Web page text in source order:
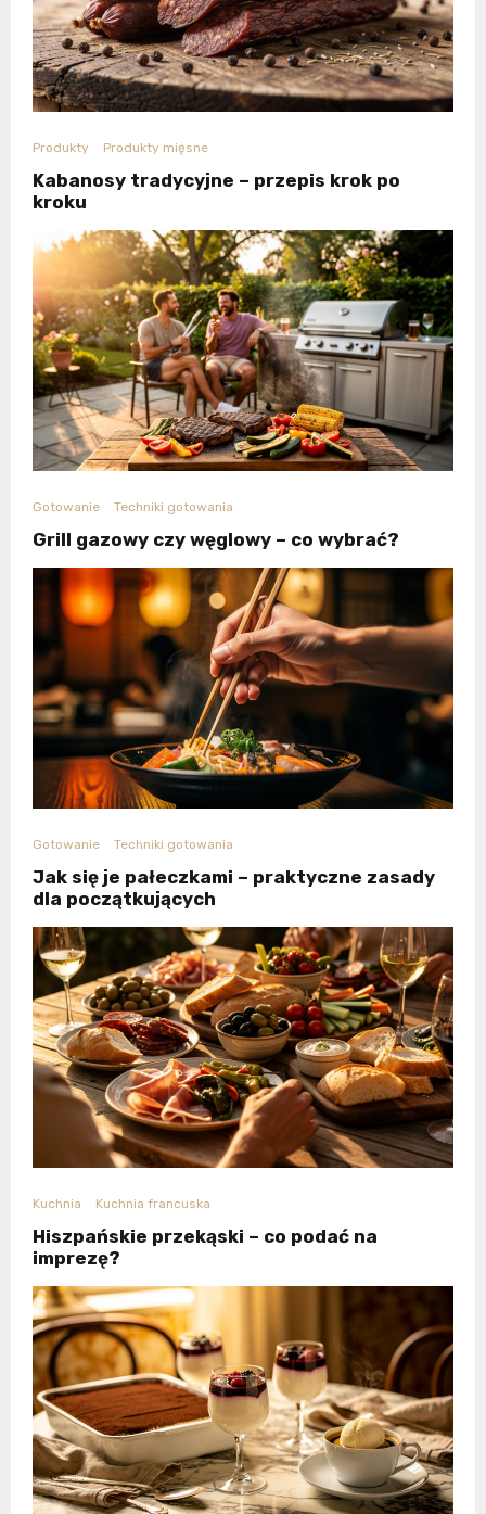
Produkty Produkty mięsne
Kabanosy tradycyjne – przepis krok po
kroku
Gotowanie Techniki gotowania
Grill gazowy czy węglowy – co wybrać?
Gotowanie Techniki gotowania
Jak się je pałeczkami – praktyczne zasady
dla początkujących
Kuchnia Kuchnia francuska
Hiszpańskie przekąski – co podać na
imprezę?